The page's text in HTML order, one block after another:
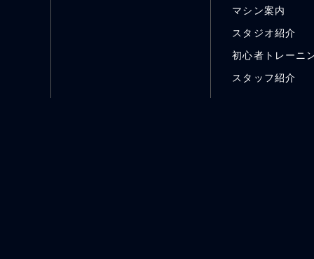
マシン案内
スタジオ紹介
初心者トレーニ
スタッフ紹介